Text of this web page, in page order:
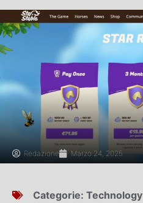
Redazione Marzo 24, 2025
Categorie: Technology